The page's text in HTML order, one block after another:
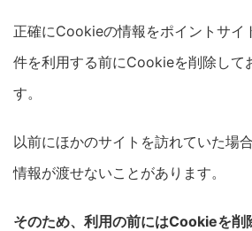
正確にCookieの情報をポイントサイ
件を利用する前にCookieを削除して
す。
以前にほかのサイトを訪れていた場
情報が渡せないことがあります。
そのため、利用の前にはCookieを削